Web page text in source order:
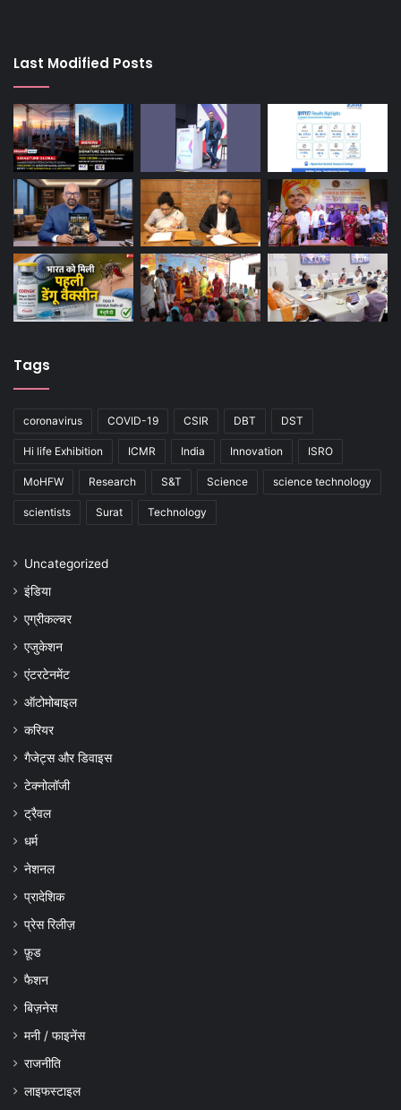
Last Modified Posts
Tags
coronavirus COVID-19 CSIR DBT DST
Hi life Exhibition ICMR India Innovation ISRO
MoHFW Research S&T Science science technology
scientists Surat Technology
Uncategorized
इंडिया
एग्रीकल्चर
एजुकेशन
एंटरटेनमेंट
ऑटोमोबाइल
करियर
गैजेट्स और डिवाइस
टेक्नोलॉजी
ट्रैवल
धर्म
नेशनल
प्रादेशिक
प्रेस रिलीज़
फ़ूड
फैशन
बिज़नेस
मनी / फाइनेंस
राजनीति
लाइफस्टाइल